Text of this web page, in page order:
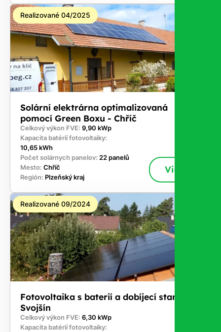
Realizované 04/2025
Solární elektrárna optimalizovaná
pomocí Green Boxu - Chříč
Celkový výkon FVE: 9,90 kWp
Kapacita batérií fotovoltaiky:
10,65 kWh
Počet solárnych panelov: 22 panelů
Mesto: Chříč
Región: Plzeňský kraj
Viac
Realizované 09/2024
Fotovoltaika s baterií a dobíjecí stanici -
Svojšín
Celkový výkon FVE: 6,30 kWp
Kapacita batérií fotovoltaiky: